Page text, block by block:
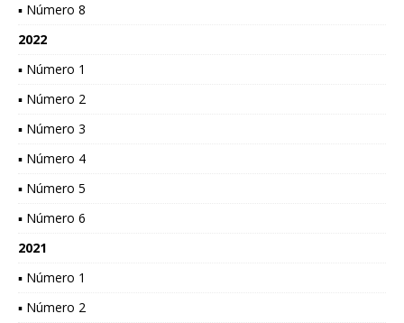
▪ Número 8
2022
▪ Número 1
▪ Número 2
▪ Número 3
▪ Número 4
▪ Número 5
▪ Número 6
2021
▪ Número 1
▪ Número 2